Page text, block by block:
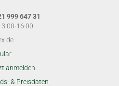
999 647 31
16:00
anmelden
& Preisdaten